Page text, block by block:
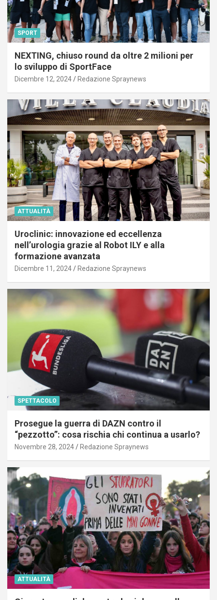
SPORT
NEXTING, chiuso round da oltre 2 milioni per
lo sviluppo di SportFace
Dicembre 12, 2024 Redazione Spraynews
ATTUALITÀ
Uroclinic: innovazione ed eccellenza
nell’urologia grazie al Robot ILY e alla
formazione avanzata
Dicembre 11, 2024 Redazione Spraynews
SPETTACOLO
Prosegue la guerra di DAZN contro il
“pezzotto”: cosa rischia chi continua a usarlo?
Novembre 28, 2024 Redazione Spraynews
ATTUALITÀ